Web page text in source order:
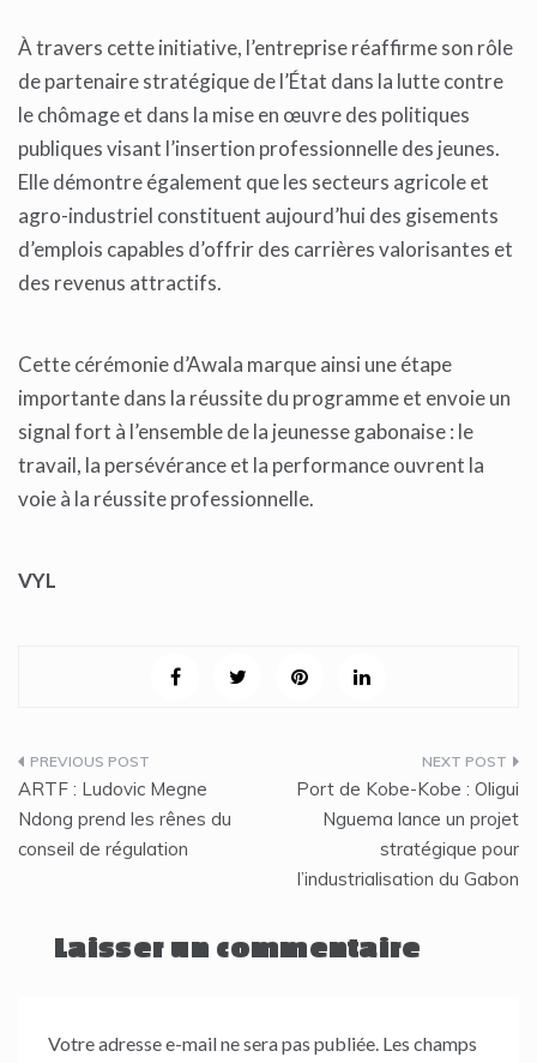
À travers cette initiative, l’entreprise réaffirme son rôle
de partenaire stratégique de l’État dans la lutte contre
le chômage et dans la mise en œuvre des politiques
publiques visant l’insertion professionnelle des jeunes.
Elle démontre également que les secteurs agricole et
agro-industriel constituent aujourd’hui des gisements
d’emplois capables d’offrir des carrières valorisantes et
des revenus attractifs.
Cette cérémonie d’Awala marque ainsi une étape
importante dans la réussite du programme et envoie un
signal fort à l’ensemble de la jeunesse gabonaise : le
travail, la persévérance et la performance ouvrent la
voie à la réussite professionnelle.
VYL
Navigation
de
l’article
ARTF : Ludovic Megne
Ndong prend les rênes du
conseil de régulation
Port de Kobe-Kobe : Oligui
Nguema lance un projet
stratégique pour
l’industrialisation du Gabon
Laisser un commentaire
Votre adresse e-mail ne sera pas publiée. Les champs